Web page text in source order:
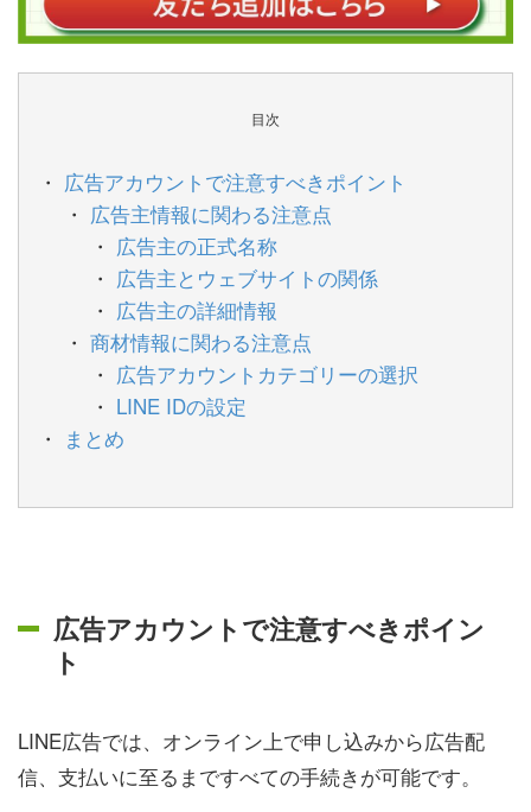
目次
広告アカウントで注意すべきポイント
広告主情報に関わる注意点
広告主の正式名称
広告主とウェブサイトの関係
広告主の詳細情報
商材情報に関わる注意点
広告アカウントカテゴリーの選択
LINE IDの設定
まとめ
広告アカウントで注意すべきポイン
ト
LINE広告では、オンライン上で申し込みから広告配
信、支払いに至るまですべての手続きが可能です。